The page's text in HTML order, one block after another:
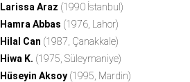
Larissa Araz (1990 İstanbul)
Hamra Abbas (1976, Lahor)
Hilal Can (1987, Çanakkale)
Hiwa K. (1975, Süleymaniye)
Hüseyin Aksoy (1995, Mardin)